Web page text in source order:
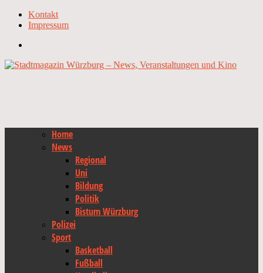
Kontakt
Impressum
Home
News
Regional
Uni
Bildung
Politik
Bistum Würzburg
Polizei
Sport
Basketball
Fußball